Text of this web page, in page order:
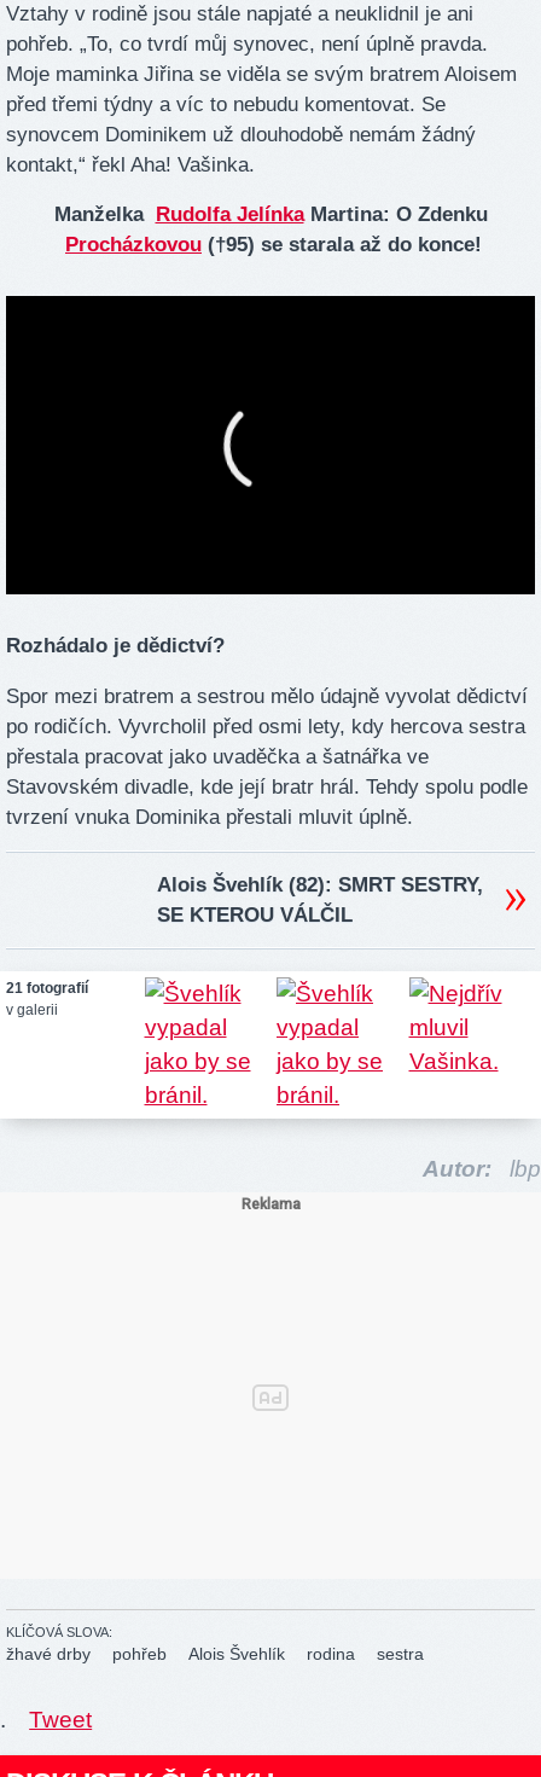
Vztahy v rodině jsou stále napjaté a neuklidnil je ani
pohřeb. „To, co tvrdí můj synovec, není úplně pravda.
Moje maminka Jiřina se viděla se svým bratrem Aloisem
před třemi týdny a víc to nebudu komentovat. Se
synovcem Dominikem už dlouhodobě nemám žádný
kontakt,“ řekl Aha! Vašinka.
Manželka Rudolfa JelínkaMartina: O Zdenku
Procházkovou (†95) se starala až do konce!
Rozhádalo je dědictví?
Spor mezi bratrem a sestrou mělo údajně vyvolat dědictví
po rodičích. Vyvrcholil před osmi lety, kdy hercova sestra
přestala pracovat jako uvaděčka a šatnářka ve
Stavovském divadle, kde její bratr hrál. Tehdy spolu podle
tvrzení vnuka Dominika přestali mluvit úplně.
Alois Švehlík (82): SMRT SESTRY,
SE KTEROU VÁLČIL
21 fotografií
v galerii
Autor: lbp
KLÍČOVÁ SLOVA:
žhavé drby pohřeb Alois Švehlík rodina sestra
. Tweet